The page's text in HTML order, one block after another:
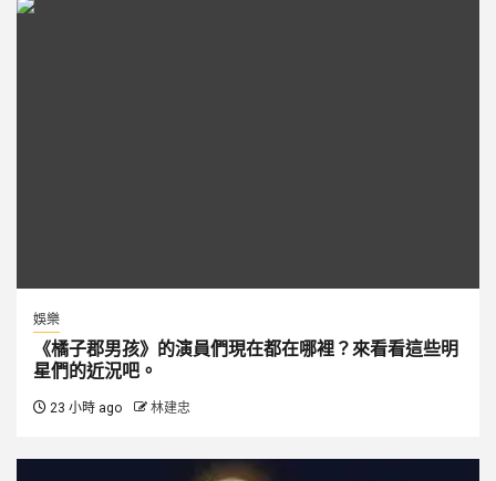
娛樂
《橘子郡男孩》的演員們現在都在哪裡？來看看這些明
星們的近況吧。
23 小時 ago 林建忠